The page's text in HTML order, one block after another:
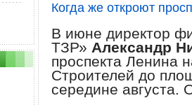
Когда же откроют
В июне директор
ТЗР» Александр
проспекта Ленина
Строителей до
середине августа.